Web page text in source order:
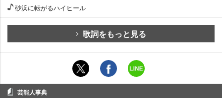
砂浜に転がるハイヒール
歌詞をもっと見る
芸能人事典